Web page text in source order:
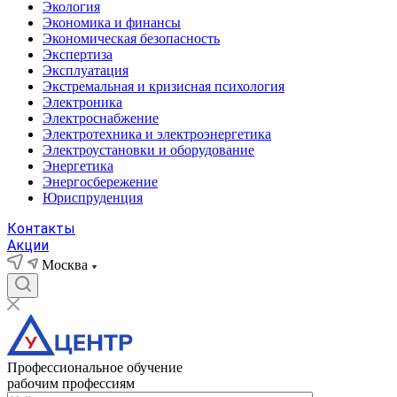
Экология
Экономика и финансы
Экономическая безопасность
Экспертиза
Эксплуатация
Экстремальная и кризисная психология
Электроника
Электроснабжение
Электротехника и электроэнергетика
Электроустановки и оборудование
Энергетика
Энергосбережение
Юриспруденция
Контакты
Акции
Москва
Профессиональное обучение
рабочим профессиям